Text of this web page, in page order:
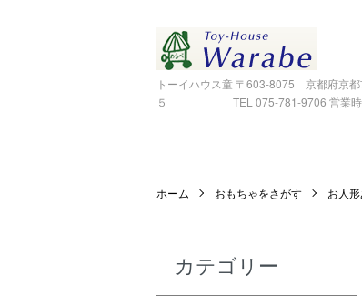
トーイハウス童 〒603-8075 京都府京都
５ TEL 075-781-9706 営業時間：
ホーム おもちゃをさがす お人
カテゴリー